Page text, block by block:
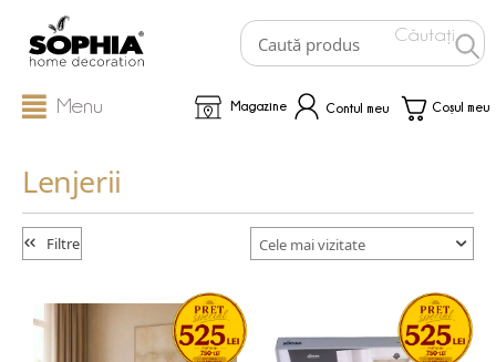
Căutați
Magazine Contul meu Coșul meu
Menu
Lenjerii
Cele mai vizitate
Filtre